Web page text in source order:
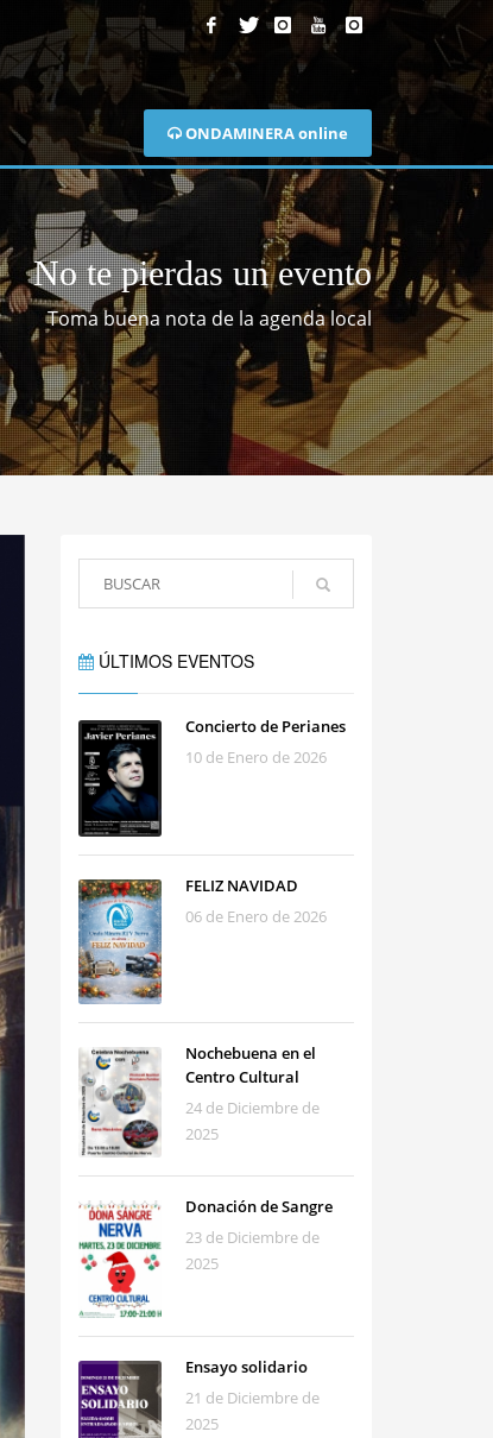
ONDAMINERA online
No te pierdas un evento
Toma buena nota de la agenda local
ÚLTIMOS EVENTOS
Concierto de Perianes
10 de Enero de 2026
FELIZ NAVIDAD
06 de Enero de 2026
Nochebuena en el
Centro Cultural
24 de Diciembre de
2025
Donación de Sangre
23 de Diciembre de
2025
Ensayo solidario
21 de Diciembre de
2025